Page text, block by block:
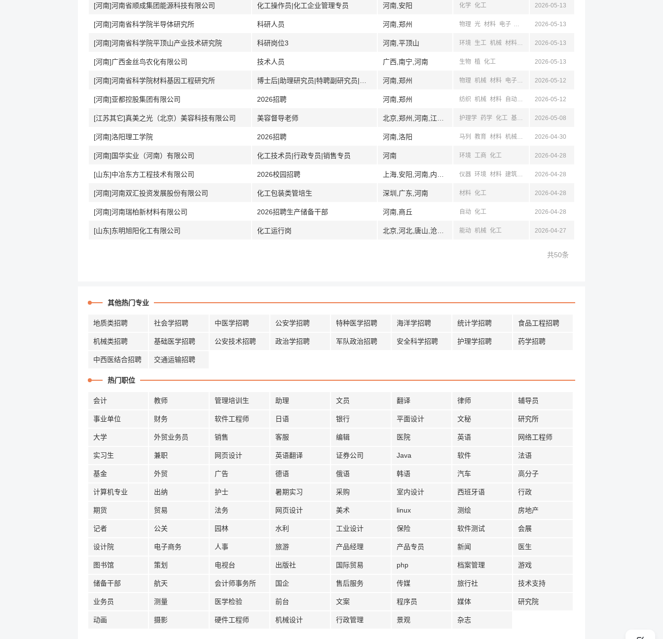
[河南]河南省顺成集团能源科技有限公司 化工操作员|化工企业管理专员 河南,安阳 化学 化工 2026-05-13
[河南]河南省科学院半导体研究所 科研人员 河南,郑州 物理 光 材料 电子 计算机 化工
2026-05-13
[河南]河南省科学院平顶山产业技术研究院 科研岗位3 河南,平顶山 环境 生工 机械 材料 水利 化工
2026-05-13
[河南]广西金丝鸟农化有限公司 技术人员 广西,南宁,河南 生物 植 化工 2026-05-13
[河南]河南省科学院材料基因工程研究所 河南,郑州 物理 机械 材料 电子 计算机 化工
2026-05-12
[河南]亚都控股集团有限公司 2026招聘 河南,郑州 纺织 机械 材料 自动 化工 基础医学 工商
2026-05-12
[江苏其它]真美之光（北京）美容科技有限公司 美容督导老师 护理学 药学 化工 基础医学 中医学
2026-05-08
[河南]洛阳理工学院 2026招聘 河南,洛阳 马列 教育 材料 机械 农 电子 计算机
2026-04-30
[河南]国华实业（河南）有限公司 化工技术员|行政专员|销售专员 河南 环境 工商 化工 2026-04-28
[山东]中冶东方工程技术有限公司 2026校园招聘 仪器 环境 材料 建筑 化工 外语 管理
2026-04-28
[河南]河南双汇投资发展股份有限公司 化工包装类管培生 深圳,广东,河南 材料 化工 2026-04-28
[河南]河南瑞柏新材料有限公司 2026招聘生产储备干部 河南,商丘 自动 化工 2026-04-28
[山东]东明旭阳化工有限公司 化工运行岗 能动 机械 化工 2026-04-27
共50条
其他热门专业
地质类招聘 社会学招聘 中医学招聘 公安学招聘 特种医学招聘 海洋学招聘 统计学招聘 食品工程招聘
机械类招聘 基础医学招聘 公安技术招聘 政治学招聘 军队政治招聘 安全科学招聘 护理学招聘 药学招聘
中西医结合招聘 交通运输招聘
热门职位
会计 教师 管理培训生 助理 文员 翻译 律师 辅导员
事业单位 财务 软件工程师 日语 银行 平面设计 文秘 研究所
大学 外贸业务员 销售 客服 编辑 医院 英语 网络工程师
实习生 兼职 网页设计 英语翻译 证券公司 Java 软件 法语
基金 外贸 广告 德语 俄语 韩语 汽车 高分子
计算机专业 出纳 护士 暑期实习 采购 室内设计 西班牙语 行政
期货 贸易 法务 网页设计 美术 linux 测绘 房地产
记者 公关 园林 水利 工业设计 保险 软件测试 会展
设计院 电子商务 人事 旅游 产品经理 产品专员 新闻 医生
图书馆 策划 电视台 出版社 国际贸易 php 档案管理 游戏
储备干部 航天 会计师事务所 国企 售后服务 传媒 旅行社 技术支持
业务员 测量 医学检验 前台 文案 程序员 媒体 研究院
动画 摄影 硬件工程师 机械设计 行政管理 景观 杂志